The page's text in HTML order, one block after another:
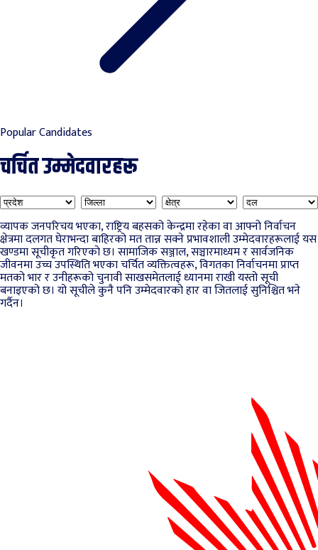
Popular Candidates
चर्चित उम्मेदवारहरू
व्यापक जनपरिचय भएका, राष्ट्रिय बहसको केन्द्रमा रहेका वा आफ्नो निर्वाचन
क्षेत्रमा दलगत घेराभन्दा बाहिरको मत तान्न सक्ने प्रभावशाली उम्मेदवारहरूलाई यस
खण्डमा सूचीकृत गरिएको छ। सामाजिक सञ्जाल, सञ्चारमाध्यम र सार्वजनिक
जीवनमा उच्च उपस्थिति भएका चर्चित व्यक्तित्वहरू, विगतका निर्वाचनमा प्राप्त
मतको भार र उनीहरूको चुनावी साखसमेतलाई ध्यानमा राखी यस्तो सूची
बनाइएको छ। यो सूचीले कुनै पनि उम्मेदवारको हार वा जितलाई सुनिश्चित भने
गर्दैन।